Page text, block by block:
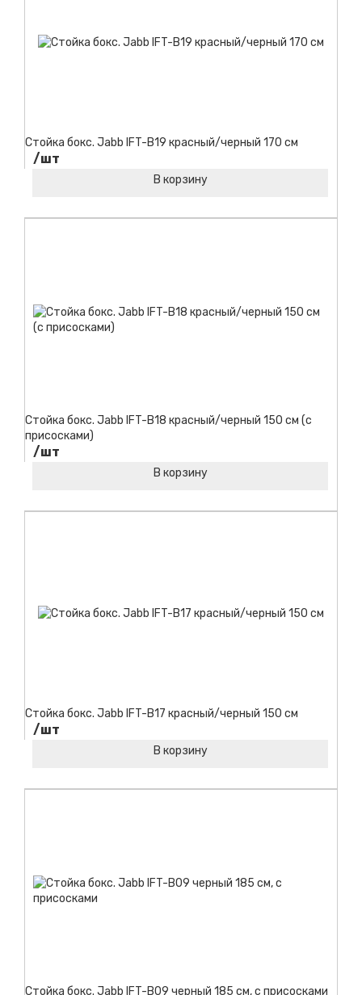
Стойка бокс. Jabb IFT-B19 красный/черный 170 см
/шт
В корзину
Стойка бокс. Jabb IFT-B18 красный/черный 150 см (с
присосками)
/шт
В корзину
Стойка бокс. Jabb IFT-B17 красный/черный 150 см
/шт
В корзину
Стойка бокс. Jabb IFT-B09 черный 185 см, с присосками